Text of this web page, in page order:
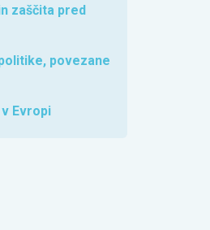
zaščita pred
povezane
Evropi